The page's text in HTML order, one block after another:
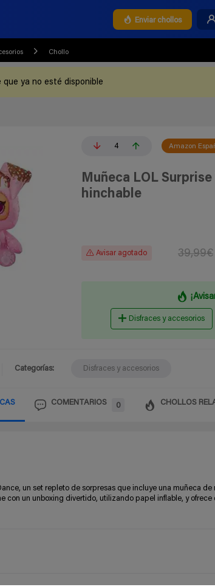
Enviar chollos
Chollo
que ya no esté disponible
4 Amazon
Muñeca LOL
hinchable
Avisar agotado 39,99€
Disfraces y accesorios
Categorías: Disfraces y accesorios
COMENTARIOS 0 CHOLLOS
un set repleto de sorpresas que incluye una muñeca de
con un unboxing divertido, utilizando papel inflable, y ofrece